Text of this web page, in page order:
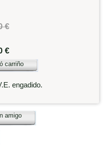
€
€
carriño
engadido.
amigo